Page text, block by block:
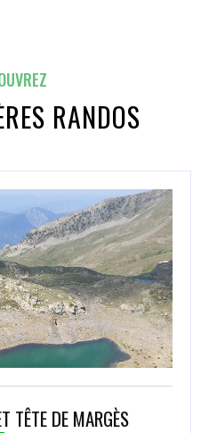
RANDOS
TÊTE DE MARGÈS